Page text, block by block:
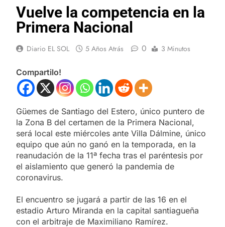
Vuelve la competencia en la
Primera Nacional
Diario EL SOL 5 Años Atrás 0 3 Minutos
Compartilo!
Güemes de Santiago del Estero, único puntero de
la Zona B del certamen de la Primera Nacional,
será local este miércoles ante Villa Dálmine, único
equipo que aún no ganó en la temporada, en la
reanudación de la 11ª fecha tras el paréntesis por
el aislamiento que generó la pandemia de
coronavirus.
El encuentro se jugará a partir de las 16 en el
estadio Arturo Miranda en la capital santiagueña
con el arbitraje de Maximiliano Ramírez.